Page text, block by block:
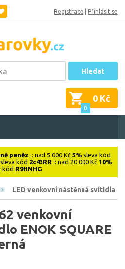
Registrace Přihlásit se
Hledat
0
0 Kč
peněz :: nad 5 000 Kč 5% sleva kód
sleva kód 2c43RR :: nad 20 000 Kč 10%
kód R9HNHG
LED venkovní nástěnná svítidla
venkovní
ENOK SQUARE